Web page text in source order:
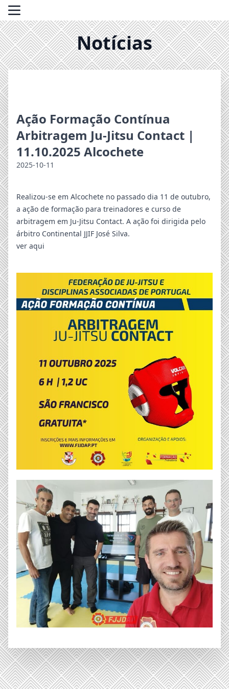
Notícias
Ação Formação Contínua
Arbitragem Ju-Jitsu Contact |
11.10.2025 Alcochete
2025-10-11
Realizou-se em Alcochete no passado dia 11 de outubro,
a ação de formação para treinadores e curso de
arbitragem em Ju-Jitsu Contact. A ação foi dirigida pelo
árbitro Continental JJIF José Silva.
ver aqui